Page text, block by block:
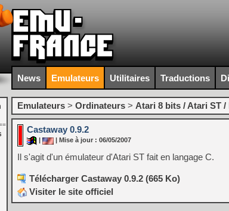
News Emulateurs Utilitaires Traductions
Emulateurs > Ordinateurs > Atari 8 bits / Atari ST /
Castaway 0.9.2
| Mise à jour : 06/05/2007
Il s'agit d'un émulateur d'Atari ST fait en langage C.
Télécharger Castaway 0.9.2 (665 Ko)
Visiter le site officiel